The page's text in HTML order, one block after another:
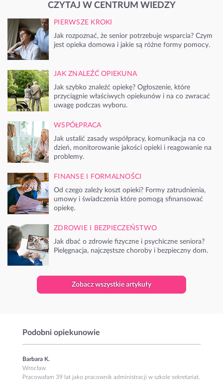
CZYTAJ W CENTRUM WIEDZY
PIERWSZE KROKI
Jak rozpoznać, że senior potrzebuje wsparcia? Czym
jest opieka domowa i jakie są różne formy pomocy.
JAK ZNALEŹĆ OPIEKUNA
Jak szybko znaleźć opiekę? Ogłoszenie, które
przyciągnie właściwych opiekunów i na co zwracać
uwagę podczas wyboru.
WSPÓŁPRACA
Jak ustalić zasady współpracy, komunikacja na co
dzień, monitorowanie jakości opieki i reagowanie na
problemy.
FINANSE I FORMALNOŚCI
Od czego zależy koszt opieki? Formy zatrudnienia,
umowy i świadczenia które pomogą sfinansować
opiekę.
ZDROWIE I BEZPIECZEŃSTWO
Jak dbać o zdrowie fizyczne i psychiczne seniora?
Pielęgnacja, najczęstsze choroby i bezpieczny dom.
Zobacz wszystkie artykuły
Podobni opiekunowie
Barbara K.
Wrocław
Pracowałam 39 lat jako pracownik administracji w szkole sekretariat.